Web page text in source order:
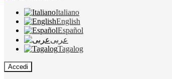
Italiano
English
Español
عربى
Tagalog
Accedi